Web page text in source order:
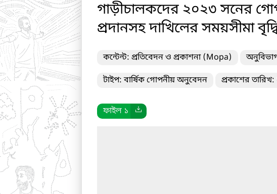
গাড়ীচালকদের ২০২৩ সনের
প্রদানসহ দাখিলের সময়সীমা
কন্টেন্ট: প্রতিবেদন ও প্রকাশনা (Mopa)
টাইপ: বার্ষিক গোপনীয় অনুবেদন প্রকাশের
ফাইল ১